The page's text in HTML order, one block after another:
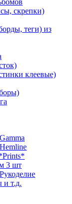
скрепки)
теги) из
клеевые)
3 шт
и т.д.